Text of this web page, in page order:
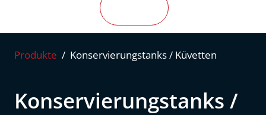
Produkte Konservierungstanks / Küvetten
Konservierungstanks /